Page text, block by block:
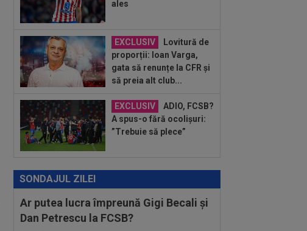
lui...
07:10
VIDEO EXCLUSIV
criză. ”Nu mai merg...
00:43
EXCLUSIV
Lovitură de
proporții: Ioan Varga, gata să renunțe la
CFR și să preia alt club...
ales
EXCLUSIV
Lovitură de
proporții: Ioan Varga,
gata să renunțe la CFR și
să preia alt club...
EXCLUSIV
ADIO, FCSB?
A spus-o fără ocolișuri:
”Trebuie să plece”
SONDAJUL ZILEI
Ar putea lucra împreună Gigi Becali și
Dan Petrescu la FCSB?